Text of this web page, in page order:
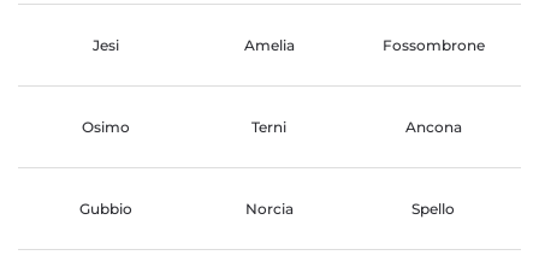
Jesi Amelia Fossombrone
Osimo Terni Ancona
Gubbio Norcia Spello